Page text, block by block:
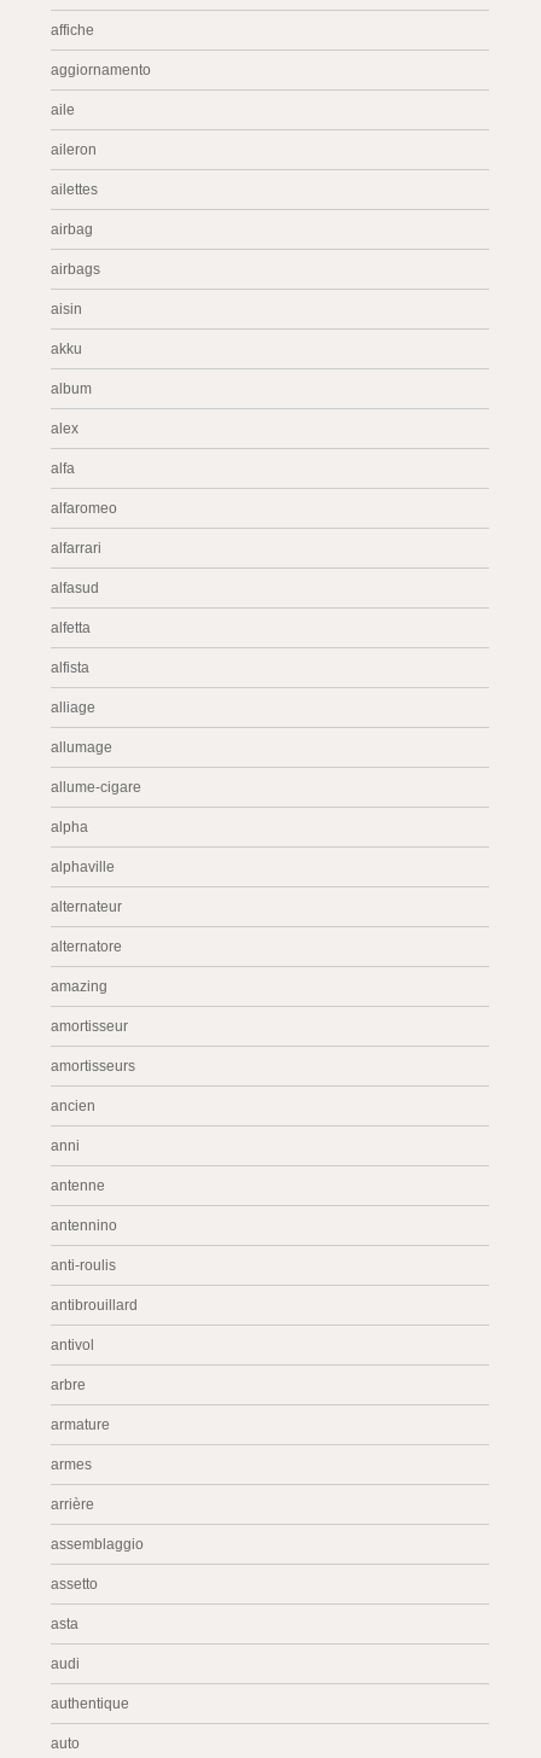
affiche
aggiornamento
aile
aileron
ailettes
airbag
airbags
aisin
akku
album
alex
alfa
alfaromeo
alfarrari
alfasud
alfetta
alfista
alliage
allumage
allume-cigare
alpha
alphaville
alternateur
alternatore
amazing
amortisseur
amortisseurs
ancien
anni
antenne
antennino
anti-roulis
antibrouillard
antivol
arbre
armature
armes
arrière
assemblaggio
assetto
asta
audi
authentique
auto